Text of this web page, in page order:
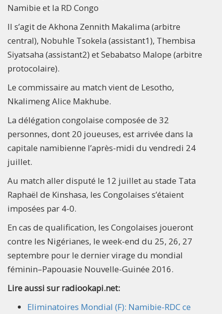
Namibie et la RD Congo
Il s’agit de Akhona Zennith Makalima (arbitre
central), Nobuhle Tsokela (assistant1), Thembisa
Siyatsaha (assistant2) et Sebabatso Malope (arbitre
protocolaire).
Le commissaire au match vient de Lesotho,
Nkalimeng Alice Makhube.
La délégation congolaise composée de 32
personnes, dont 20 joueuses, est arrivée dans la
capitale namibienne l’après-midi du vendredi 24
juillet.
Au match aller disputé le 12 juillet au stade Tata
Raphaël de Kinshasa, les Congolaises s’étaient
imposées par 4-0.
En cas de qualification, les Congolaises joueront
contre les Nigérianes, le week-end du 25, 26, 27
septembre pour le dernier virage du mondial
féminin–Papouasie Nouvelle-Guinée 2016.
Lire aussi sur radiookapi.net:
Eliminatoires Mondial (F): Namibie-RDC ce